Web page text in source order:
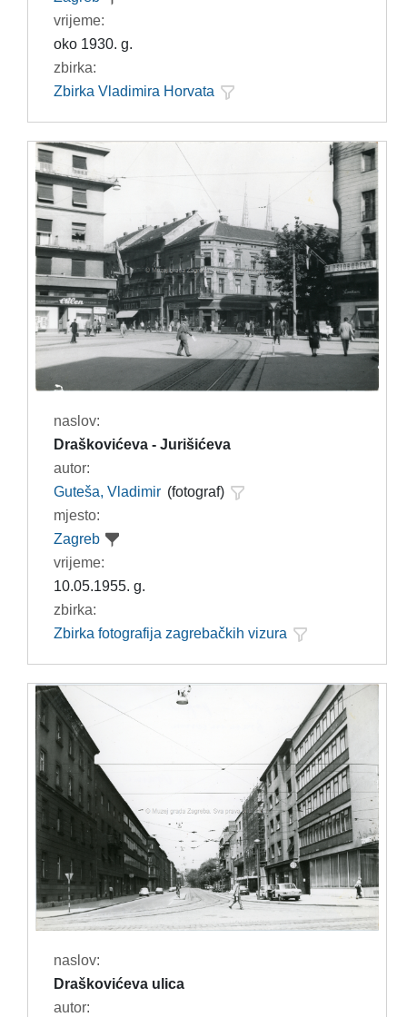
vrijeme:
oko 1930. g.
zbirka:
Zbirka Vladimira Horvata
naslov:
Draškovićeva - Jurišićeva
autor:
Guteša, Vladimir (fotograf)
mjesto:
Zagreb
vrijeme:
10.05.1955. g.
zbirka:
Zbirka fotografija zagrebačkih vizura
naslov:
Draškovićeva ulica
autor: